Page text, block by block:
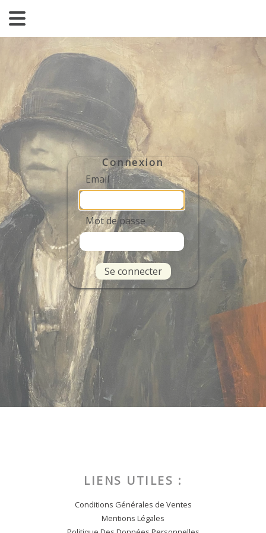
Connexion
Email
Mot de passe
Se connecter
LIENS UTILES :
Conditions Générales de Ventes
Mentions Légales